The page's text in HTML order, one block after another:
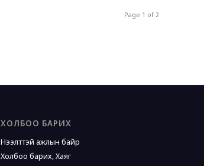
Page 1 of 2
ХОЛБОО БАРИХ
Нээлттэй ажлын байр
Холбоо барих, Хаяг